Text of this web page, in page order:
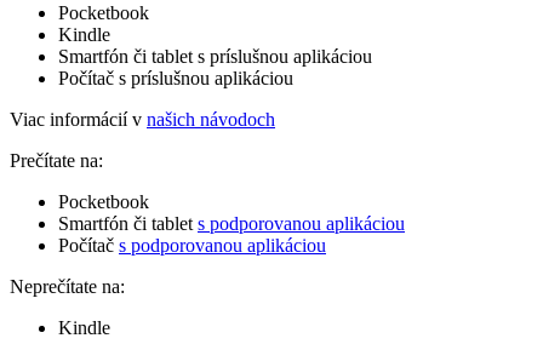
Pocketbook
Kindle
Smartfón či tablet s príslušnou aplikáciou
Počítač s príslušnou aplikáciou
Viac informácií v našich návodoch
Prečítate na:
Pocketbook
Smartfón či tablet s podporovanou aplikáciou
Počítač s podporovanou aplikáciou
Neprečítate na:
Kindle